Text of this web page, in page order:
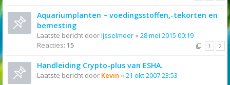
Aquariumplanten – voedingsstoffen,-tekorten en
bemesting
Laatste bericht doorijsselmeer « 28 mei 2015 00:19
Reacties: 15 1 2
Handleiding Crypto-plus van ESHA.
Laatste bericht door Kevin « 21 okt 2007 23:53